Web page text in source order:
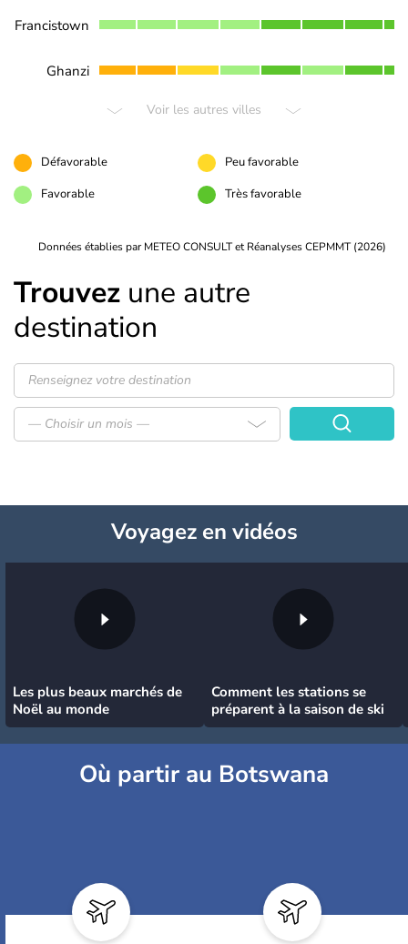
Francistown
Ghanzi
Voir les autres villes
Défavorable
Peu favorable
Favorable
Très favorable
Données établies par METEO CONSULT et Réanalyses CEPMMT (2026)
Trouvez une autre
destination
— Choisir un mois —
Voyagezen vidéos
Les plus beaux marchés de
Noël au monde
Comment les stations se
préparent à la saison de ski
Où partir au Botswana